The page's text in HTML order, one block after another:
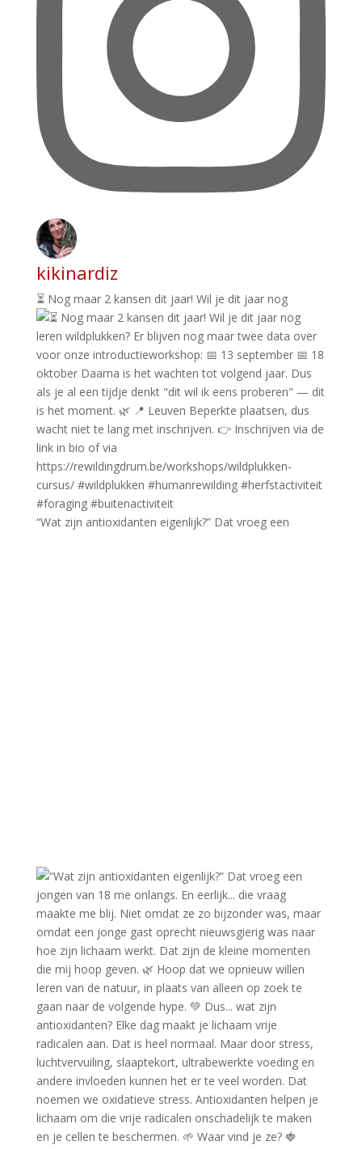
kikinardiz
⏳ Nog maar 2 kansen dit jaar! Wil je dit jaar nog
“Wat zijn antioxidanten eigenlijk?” Dat vroeg een